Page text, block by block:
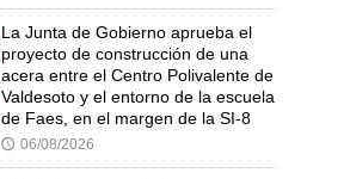
La Junta de Gobierno aprueba el
proyecto de construcción de una
acera entre el Centro Polivalente de
Valdesoto y el entorno de la escuela
de Faes, en el margen de la SI-8
🕔 06/08/2026